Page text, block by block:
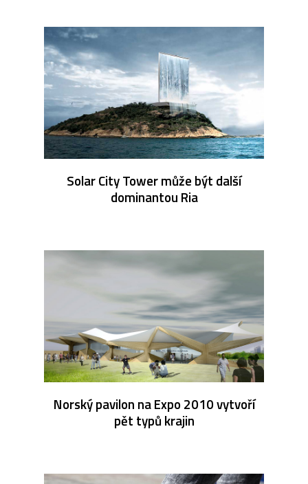
Solar City Tower může být další
dominantou Ria
Norský pavilon na Expo 2010 vytvoří
pět typů krajin